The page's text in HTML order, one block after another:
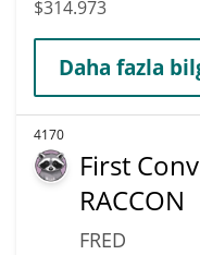
$314.973
Daha fazla
4170
First
RACCON
FRED